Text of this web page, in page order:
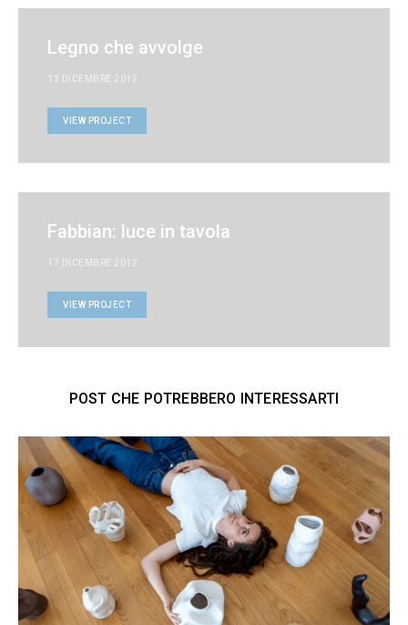
Legno che avvolge
13 DICEMBRE 2012
VIEW PROJECT
Fabbian: luce in tavola
17 DICEMBRE 2012
VIEW PROJECT
POST CHE POTREBBERO INTERESSARTI